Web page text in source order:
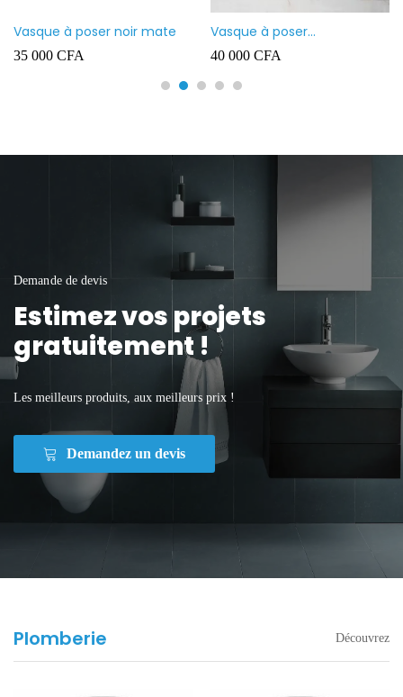
Vasque à poser noir mate
35 000 CFA
Vasque à poser
rectangulaire noir mate
40 000 CFA
Demande de devis
Estimez vos projets
gratuitement !
Les meilleurs produits, aux meilleurs prix !
Demandez un devis
Plomberie Découvrez